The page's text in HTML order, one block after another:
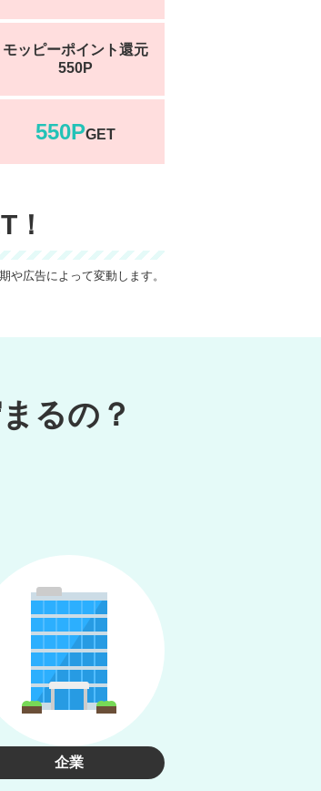
モッピーポイント還元
550P
550PGET
！
や広告によって変動します。
るの？
企業